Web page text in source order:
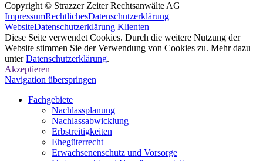
Copyright © Strazzer Zeiter Rechtsanwälte AG
ImpressumRechtlichesDatenschutzerklärung
WebsiteDatenschutzerklärung Klienten
Diese Seite verwendet Cookies. Durch die weitere Nutzung der
Website stimmen Sie der Verwendung von Cookies zu. Mehr dazu
unterDatenschutzerklärung.
Akzeptieren
Navigation überspringen
Fachgebiete
Nachlassplanung
Nachlassabwicklung
Erbstreitigkeiten
Ehegüterrecht
Erwachsenenschutz und Vorsorge